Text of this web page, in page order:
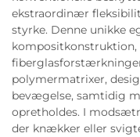
ekstraordinær
styrke. Denne unikke
kompositkonstruktion,
polymermatrixer,
bevægelse, samtidig
opretholdes. I
der knækker eller